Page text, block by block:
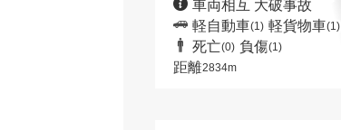
車両相互 大破事故
軽自動車(1) 軽貨物車(1)
死亡(0) 負傷(1)
距離2834m